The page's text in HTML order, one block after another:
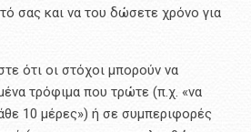
σας και να του δώσετε χρόνο για
ότι οι στόχοι μπορούν να
τρόφιμα που τρώτε (π.χ. «να
10 μέρες») ή σε συμπεριφορές